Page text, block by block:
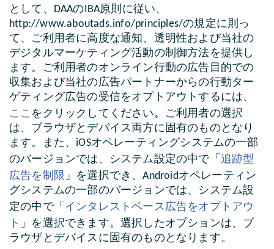
として、DAAのIBA原則に従い、
http://www.aboutads.info/principles/の規定に則っ
て、ご利用者に高度な通知、透明性および当社の
デジタルマーケティング活動の制御方法を提供し
ます。ご利用者のオンライン行動の広告目的での
収集および当社の広告パートナーからの行動ター
ゲティング広告の受信をオプトアウトするには、
ここ をクリックしてください。ご利用者の選択
は、ブラウザとデバイス両方に固有のものとなり
ます。また、iOSオペレーティングシステムの一部
のバージョンでは、システム設定の中で「 追跡型
広告を制限 」を選択でき、Androidオペレーティン
グシステムの一部のバージョンでは、システム設
定の中で「 インタレストベース広告をオプトアウ
ト 」を選択できます。選択したオプションは、ブ
ラウザとデバイスに固有のものとなります。